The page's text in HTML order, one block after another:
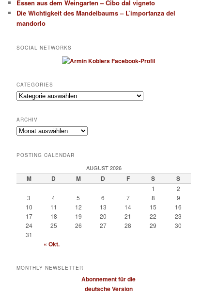
Essen aus dem Weingarten – Cibo dal vigneto
Die Wichtigkeit des Mandelbaums – L’importanza del
mandorlo
SOCIAL NETWORKS
CATEGORIES
Categories
ARCHIV
Archiv
POSTING CALENDAR
AUGUST 2026
M D M D F S S
1
2
3
4 5 6 7 8
9
10
11 12 13 14 15
16
17
18 19 20 21 22
23
24
25 26 27 28 29
30
31
« Okt.
MONTHLY NEWSLETTER
Abonnement für die
deutsche Version